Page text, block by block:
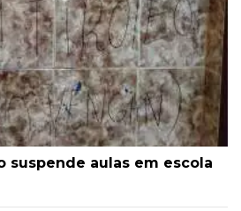
suspende aulas em escola